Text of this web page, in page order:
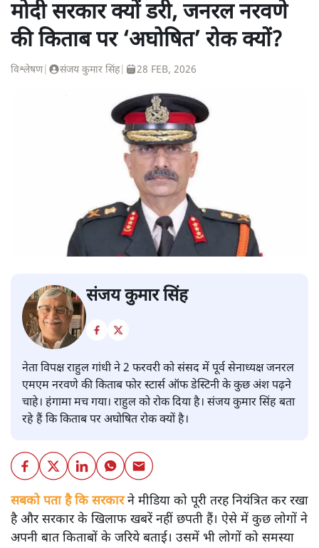
मोदी सरकार क्यों डरी, जनरल नरवणे
की किताब पर ‘अघोषित’ रोक क्यों?
विश्लेषण| संजय कुमार सिंह| 28 FEB, 2026
संजय कुमार सिंह
नेता विपक्ष राहुल गांधी ने 2 फरवरी को संसद में पूर्व सेनाध्यक्ष जनरल
एमएम नरवणे की किताब फोर स्टार्स ऑफ डेस्टिनी के कुछ अंश पढ़ने
चाहे। हंगामा मच गया। राहुल को रोक दिया है। संजय कुमार सिंह बता
रहे हैं कि किताब पर अघोषित रोक क्यों है।
सबको पता है कि सरकारने मीडिया को पूरी तरह नियंत्रित कर रखा
है और सरकार के खिलाफ खबरें नहीं छपती हैं। ऐसे में कुछ लोगों ने
अपनी बात किताबों के जरिये बताई। उसमें भी लोगों को समस्या